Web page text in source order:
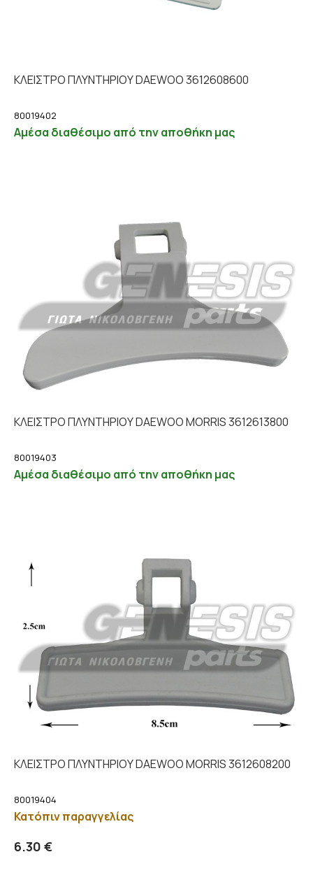
ΚΛΕΙΣΤΡΟ ΠΛΥΝΤΗΡΙΟΥ DAEWOO 3612608600
80019402
Αμέσα διαθέσιμο από την αποθήκη μας
ΚΛΕΙΣΤΡΟ ΠΛΥΝΤΗΡΙΟΥ DAEWOO MORRIS 3612613800
80019403
Αμέσα διαθέσιμο από την αποθήκη μας
ΚΛΕΙΣΤΡΟ ΠΛΥΝΤΗΡΙΟΥ DAEWOO MORRIS 3612608200
80019404
Κατόπιν παραγγελίας
6.30 €